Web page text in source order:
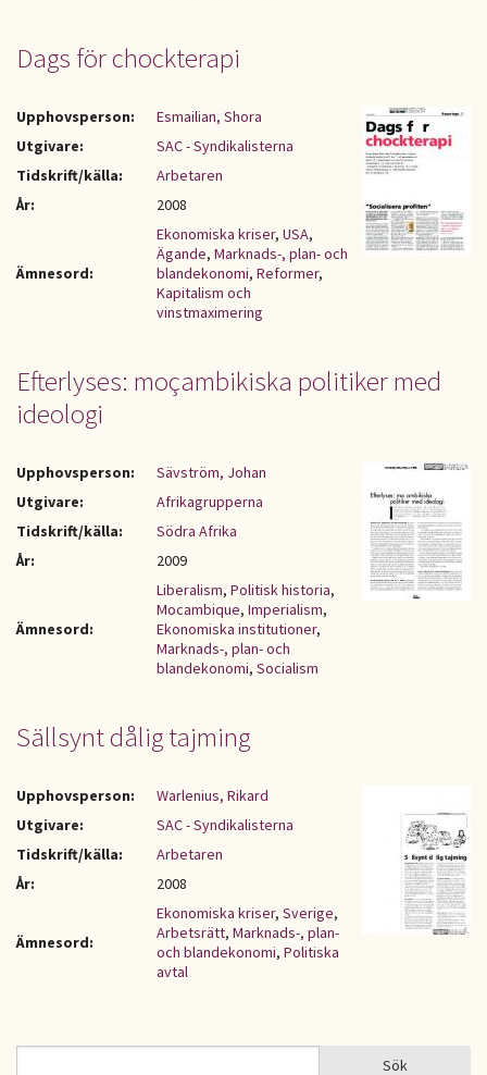
Dags för chockterapi
Upphovsperson:
Esmailian, Shora
Utgivare:
SAC - Syndikalisterna
Tidskrift/källa:
Arbetaren
År:
2008
Ämnesord:
Ekonomiska kriser, USA,
Ägande, Marknads-, plan- och
blandekonomi, Reformer,
Kapitalism och
vinstmaximering
Efterlyses: moçambikiska politiker med
ideologi
Upphovsperson:
Sävström, Johan
Utgivare:
Afrikagrupperna
Tidskrift/källa:
Södra Afrika
År:
2009
Ämnesord:
Liberalism, Politisk historia,
Mocambique, Imperialism,
Ekonomiska institutioner,
Marknads-, plan- och
blandekonomi, Socialism
Sällsynt dålig tajming
Upphovsperson:
Warlenius, Rikard
Utgivare:
SAC - Syndikalisterna
Tidskrift/källa:
Arbetaren
År:
2008
Ämnesord:
Ekonomiska kriser, Sverige,
Arbetsrätt, Marknads-, plan-
och blandekonomi, Politiska
avtal
Sök